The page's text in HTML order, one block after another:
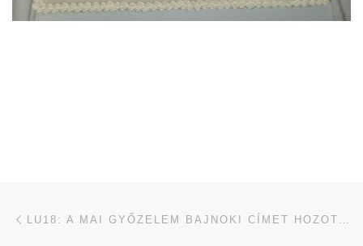
Navigálás a bejegyzések között